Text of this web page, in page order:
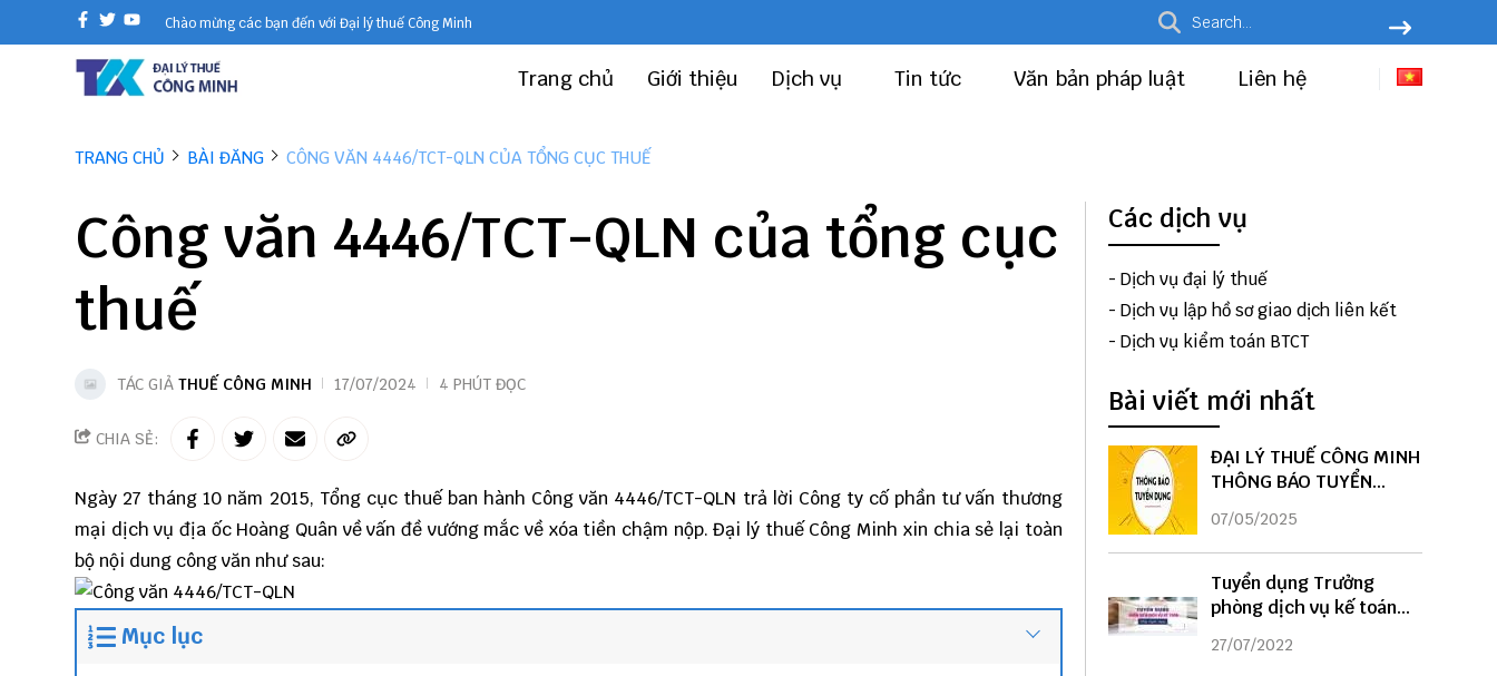
Chào mừng các bạn đến với Đại lý thuế Công Minh
Trang chủ Giới thiệu Dịch vụ Tin tức Văn bản pháp luật Liên hệ
TRANG CHỦ BÀI ĐĂNG CÔNG VĂN 4446/TCT-QLN CỦA TỔNG CỤC THUẾ
Công văn 4446/TCT-QLN của tổng cục
thuế
TÁC GIẢ THUẾ CÔNG MINH 17/07/2024 4 PHÚT ĐỌC
CHIA SẺ:
Ngày 27 tháng 10 năm 2015, Tổng cục thuế ban hành Công văn 4446/TCT-QLN trả lời Công ty cố phần tư vấn thương
mại dịch vụ địa ốc Hoàng Quân về vấn đề vướng mắc về xóa tiền chậm nộp.Đại lý thuế Công Minh xin chia sẻ lại toàn
bộ nội dung công văn như sau:
Mục lục
Các dịch vụ
- Dịch vụ đại lý thuế
- Dịch vụ lập hồ sơ giao dịch liên kết
- Dịch vụ kiểm toán BTCT
Bài viết mới nhất
ĐẠI LÝ THUẾ CÔNG MINH
THÔNG BÁO TUYỂN
DỤNG
07/05/2025
Tuyển dụng Trưởng
phòng dịch vụ kế toán
năm 2022
27/07/2022